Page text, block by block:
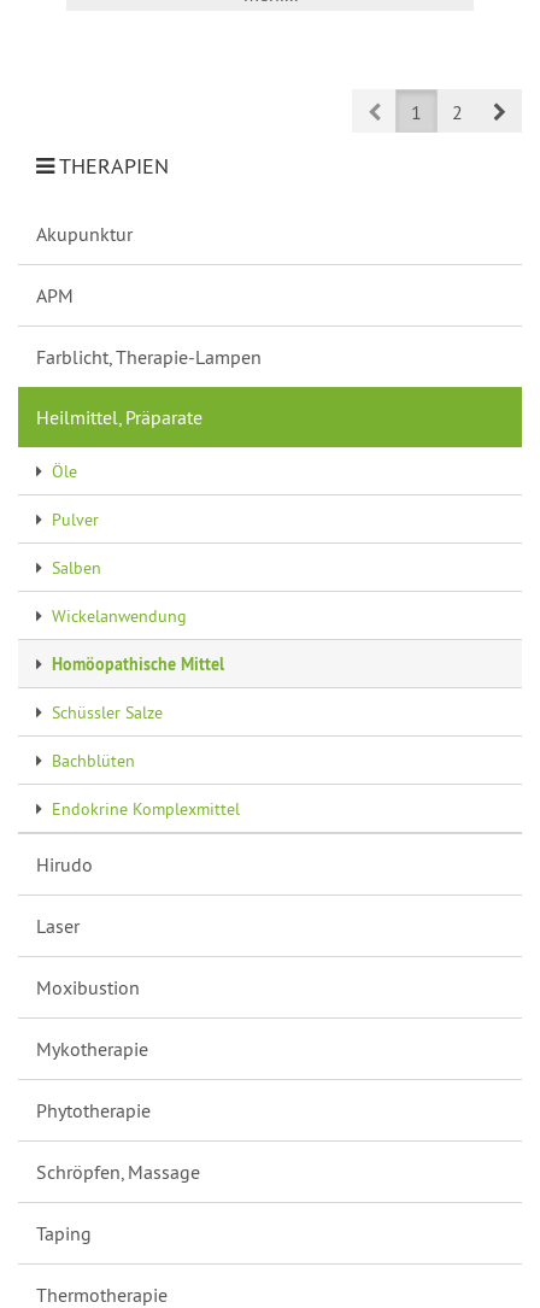
Prev1 2
THERAPIEN
Akupunktur
APM
Farblicht, Therapie-Lampen
Heilmittel, Präparate
Öle
Pulver
Salben
Wickelanwendung
Homöopathische Mittel
Schüssler Salze
Bachblüten
Endokrine Komplexmittel
Hirudo
Laser
Moxibustion
Mykotherapie
Phytotherapie
Schröpfen, Massage
Taping
Thermotherapie